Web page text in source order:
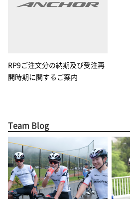
RP9ご注文分の納期及び受注再
開時期に関するご案内
Team Blog